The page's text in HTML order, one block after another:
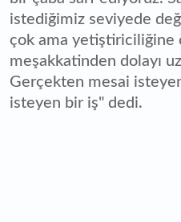
istediğimiz seviyede
çok ama yetiştiriciliğine
meşakkatinden dolayı
Gerçekten mesai
isteyen bir iş" dedi.